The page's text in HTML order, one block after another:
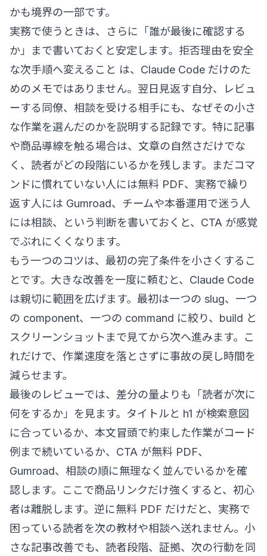
かも境界の一部です。
実務で使うときは、さらに「誰が最後に確認する
か」まで書いておくと安定します。拒否理由を安全
な次手順へ変えること は、Claude Code だけのた
めのメモではありません。翌日見返す自分、レビュ
ーする同僚、相談を受ける相手にも、なぜその小さ
な作業を選んだのかを説明する記録です。特に記事
や商品導線を触る場合は、文章の自然さだけでな
く、読者がどの段階にいるかを残します。まだコマ
ンドに慣れていない人には無料 PDF、実務で繰り
返す人には Gumroad、チームや本番運用で迷う人
には相談、という判断を書いておくと、CTA が感覚
でぶれにくくなります。
もう一つのコツは、最初の完了条件を小さくするこ
とです。大きな改善を一度に頼むと、Claude Code
は親切に範囲を広げます。最初は一つの slug、一つ
の component、一つの command に絞り、build と
スクリーンショットまで見てから次へ進みます。こ
れだけで、作業速度を落とさずに事故の戻し時間を
減らせます。
最後のレビューでは、差分の量よりも「読者が次に
何をするか」を見ます。タイトルと h1 が検索意図
に合っているか、本文冒頭で約束した作業がコード
例まで続いているか、CTA が無料 PDF、
Gumroad、相談の順に無理なく並んでいるかを確
認します。ここで商品リンクだけ強くすると、初心
者は離脱します。逆に無料 PDF だけだと、実務で
困っている読者を次の教材や相談へ送れません。小
さな記事改善でも、読者段階、証拠、次の行動を同